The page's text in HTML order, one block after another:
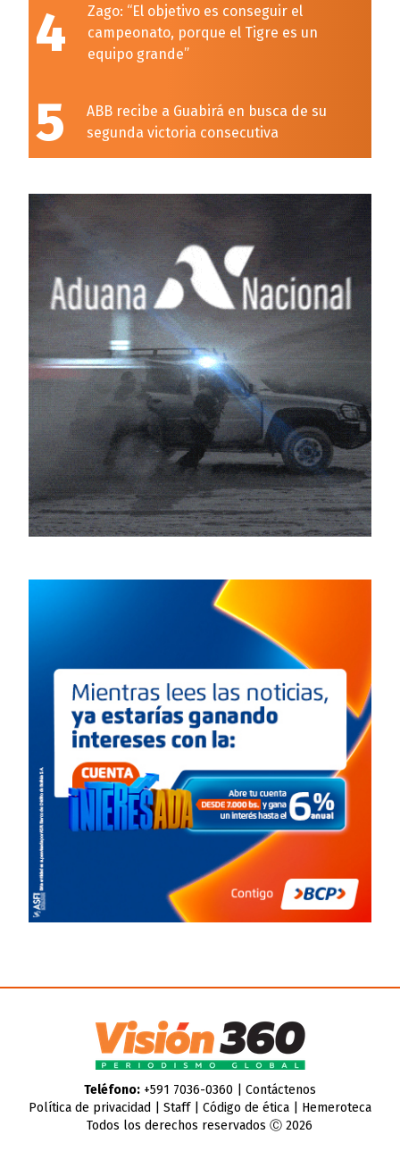
4
Zago: “El objetivo es conseguir el
campeonato, porque el Tigre es un
equipo grande”
5
ABB recibe a Guabirá en busca de su
segunda victoria consecutiva
Teléfono:+591 7036-0360 | Contáctenos
Política de privacidad
Staff| Código de ética| Hemeroteca
Todos los derechos reservados Ⓒ 2026